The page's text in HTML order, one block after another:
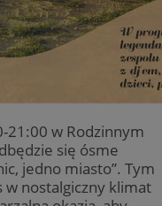
21:00 w Rodzinnym
się ósme
jedno miasto”. Tym
nostalgiczny klimat